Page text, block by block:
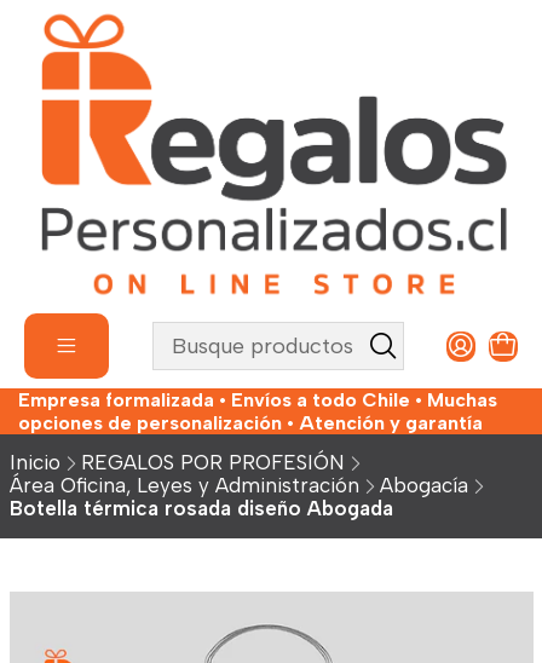
Empresa formalizada • Envíos a todo Chile • Muchas
opciones de personalización • Atención y garantía
Inicio
REGALOS POR PROFESIÓN
Área Oficina, Leyes y Administración
Abogacía
Botella térmica rosada diseño Abogada